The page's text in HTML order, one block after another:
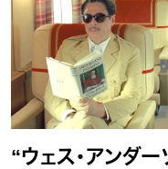
“ウェス・アンダ